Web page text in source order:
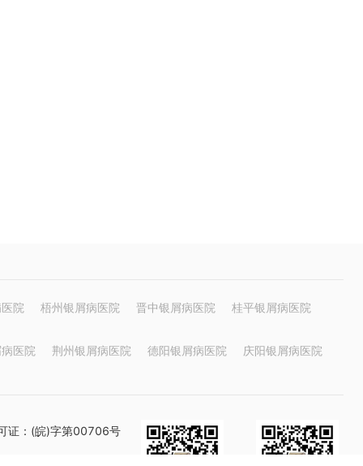
院 梧州银屑病医院 晋中银屑病医院 桂平银屑病医院
医院 荆州银屑病医院 德阳银屑病医院 庆阳银屑病医院
证：(皖)字第00706号